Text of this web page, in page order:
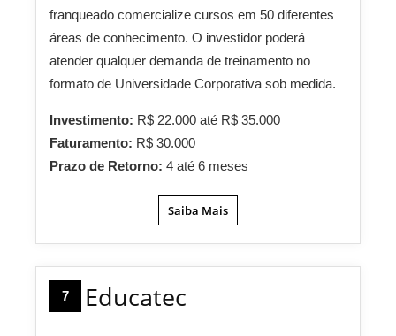
franqueado comercialize cursos em 50 diferentes
áreas de conhecimento. O investidor poderá
atender qualquer demanda de treinamento no
formato de Universidade Corporativa sob medida.
Investimento: R$ 22.000 até R$ 35.000
Faturamento: R$ 30.000
Prazo de Retorno: 4 até 6 meses
Saiba Mais
7 Educatec